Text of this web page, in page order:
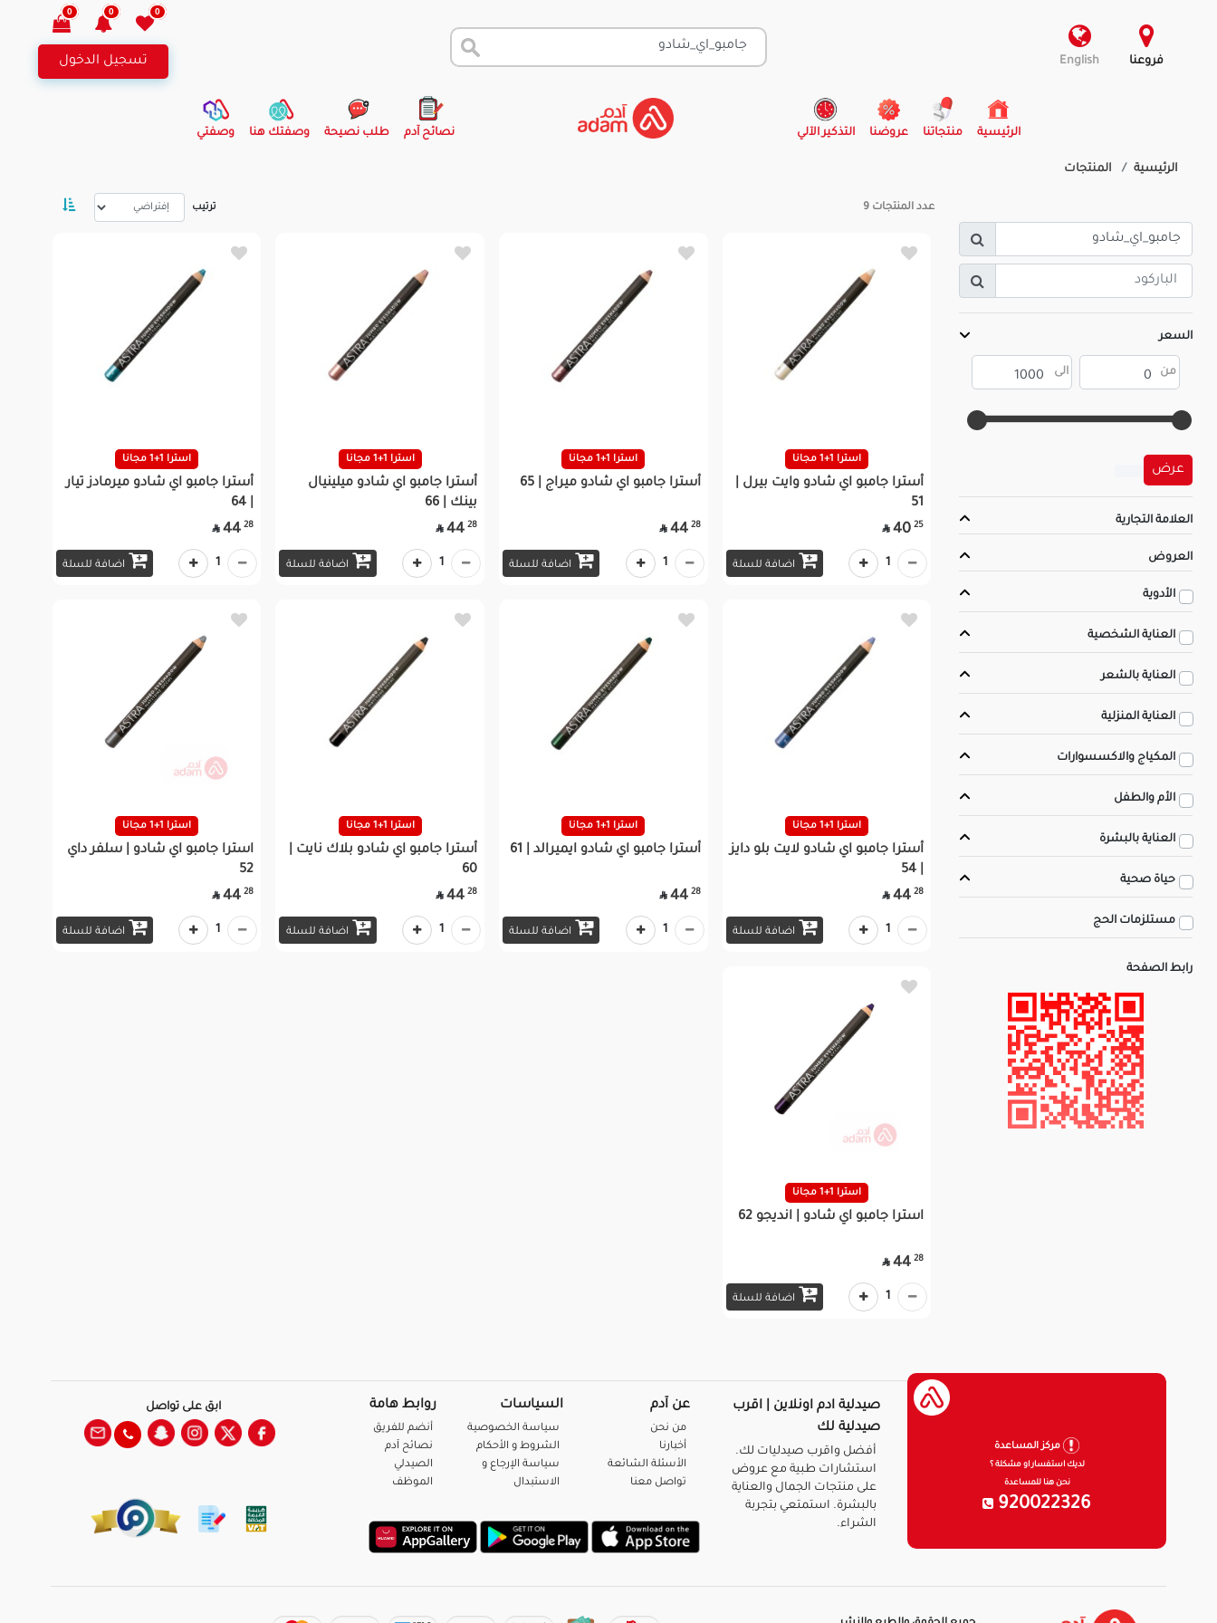
فروعنا English
0
0
0
تسجيل الدخول
الرئيسية
(current) منتجاتنا عروضنا التذكير الآلي نصائح آدم طلب نصيحة وصفتك هنا وصفتي
الرئيسية المنتجات
السعر
عرض
العلامة التجارية
العروض
الأدوية
العناية الشخصية
العناية بالشعر
العناية المنزلية
المكياج والاكسسوارات
الأم والطفل
العناية بالبشرة
حياة صحية
مستلزمات الحج
رابط الصفحة
عدد المنتجات 9 ترتيب
استرا 1+1 مجانا
أسترا جامبو اي شادو وايت بيرل |
51
25
40

اضافة للسلة 1
استرا 1+1 مجانا
أسترا جامبو اي شادو ميراج | 65
28
44

اضافة للسلة 1
استرا 1+1 مجانا
أسترا جامبو اي شادو ميلينيال
بينك | 66
28
44

اضافة للسلة 1
استرا 1+1 مجانا
أسترا جامبو اي شادو ميرمادز تيار
28
44

اضافة للسلة 1
استرا 1+1 مجانا
أسترا جامبو اي شادو لايت بلو دايز
28
44

اضافة للسلة 1
استرا 1+1 مجانا
أسترا جامبو اي شادو ايميرالد | 61
28
44

اضافة للسلة 1
استرا 1+1 مجانا
أسترا جامبو اي شادو بلاك نايت |
60
28
44

اضافة للسلة 1
استرا 1+1 مجانا
استرا جامبو اي شادو | سلفر داي
52
28
44

اضافة للسلة 1
استرا 1+1 مجانا
استرا جامبو اي شادو | انديجو 62
28
44

اضافة للسلة 1
مركز المساعدة
لديك استفسار او مشكلة ؟
نحن هنا للمساعدة
920022326
صيدلية ادم اونلاين | اقرب
صيدلية لك
أفضل واقرب صيدليات لك.
استشارات طبية مع عروض
على منتجات الجمال والعناية
بالبشرة. استمتعي بتجربة
الشراء.
عن آدم
من نحن
أخبارنا
الأسئلة الشائعة
تواصل معنا
السياسات
سياسة الخصوصية
الشروط و الأحكام
سياسة الإرجاع و
الاستبدال
روابط هامة
أنضم للفريق
نصائح آدم
الصيدلي
الموظف
ابق على تواصل